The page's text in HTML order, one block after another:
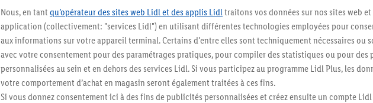
Restez au courant
Abonnez-vous à la newsletter
S'abonner
Nous, en tant qu’opérateur des sites web Lidl et des applis Lidltraitons vos données sur nos sites web
application (collectivement: "services Lidl") en utilisant différentes technologies employées pour
aux informations sur votre appareil terminal. Certains d'entre elles sont techniquement nécessaires ou
avec votre consentement pour des paramétrages pratiques, pour compiler des statistiques ou pour des
personnalisées au sein et en dehors des services Lidl. Si vous participez au programme Lidl Plus, les
votre comportement d’achat en magasin seront également traitées à ces fins.
Si vous donnez consentement ici à des fins de publicités personnalisées et créez ensuite un compte